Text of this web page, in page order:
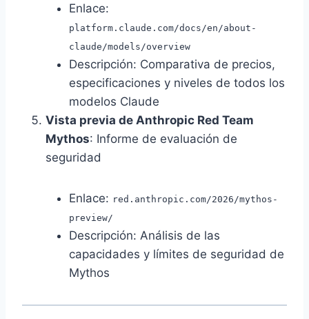
Enlace:
platform.claude.com/docs/en/about-
claude/models/overview
Descripción: Comparativa de precios,
especificaciones y niveles de todos los
modelos Claude
Vista previa de Anthropic Red Team
Mythos: Informe de evaluación de
seguridad
Enlace: red.anthropic.com/2026/mythos-
preview/
Descripción: Análisis de las
capacidades y límites de seguridad de
Mythos